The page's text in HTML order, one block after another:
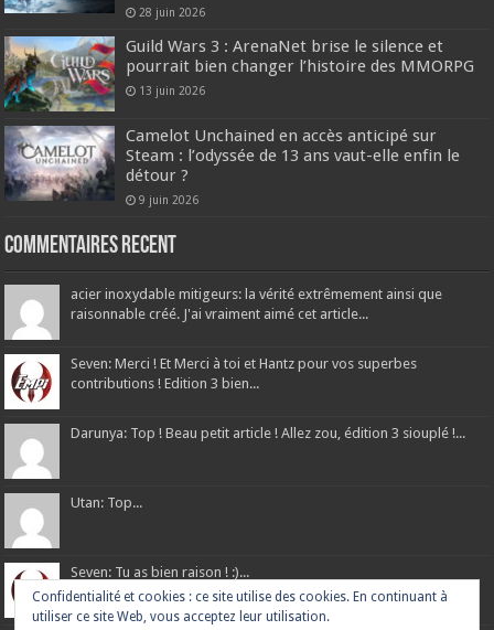
28 juin 2026
Guild Wars 3 : ArenaNet brise le silence et
pourrait bien changer l’histoire des MMORPG
13 juin 2026
Camelot Unchained en accès anticipé sur
Steam : l’odyssée de 13 ans vaut-elle enfin le
détour ?
9 juin 2026
Commentaires recent
acier inoxydable mitigeurs: la vérité extrêmement ainsi que
raisonnable créé. J'ai vraiment aimé cet article...
Seven: Merci ! Et Merci à toi et Hantz pour vos superbes
contributions ! Edition 3 bien...
Darunya: Top ! Beau petit article ! Allez zou, édition 3 siouplé !...
Utan: Top...
Seven: Tu as bien raison ! :)...
Confidentialité et cookies : ce site utilise des cookies. En continuant à
utiliser ce site Web, vous acceptez leur utilisation.